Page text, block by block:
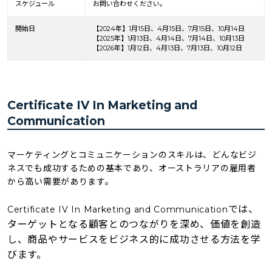
スケジュール お問い合わせください。
開始日
【2024年】1月15日、4月15日、7月15日、10月14日
【2025年】1月13日、4月14日、7月14日、10月13日
【2026年】1月12日、4月13日、7月13日、10月12日
Certificate IV In Marketing and
Communication
マーケティングとコミュニケーションのスキルは、どんなビジ
ネスでも成功するための基本であり、オーストラリアの雇用者
から高い需要があります。
Certificate IV In Marketing and Communicationでは、
ターゲットとなる顧客とのつながりを深め、価値を創造
し、商品やサービスをビジネス的に成功させる方法を学
びます。